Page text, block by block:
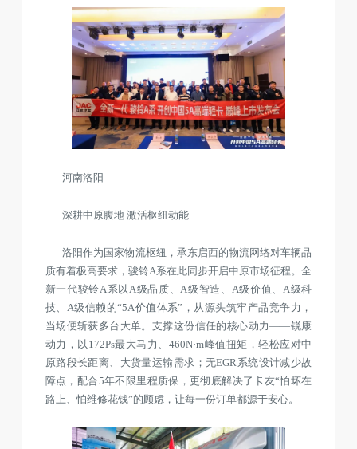
河南洛阳
深耕中原腹地 激活枢纽动能
洛阳作为国家物流枢纽，承东启西的物流网络对车辆品
质有着极高要求，骏铃A系在此同步开启中原市场征程。全
新一代骏铃A系以A级品质、A级智造、A级价值、A级科
技、A级信赖的“5A价值体系”，从源头筑牢产品竞争力，
当场便斩获多台大单。支撑这份信任的核心动力——锐康
动力，以172Ps最大马力、460N·m峰值扭矩，轻松应对中
原路段长距离、大货量运输需求；无EGR系统设计减少故
障点，配合5年不限里程质保，更彻底解决了卡友“怕坏在
路上、怕维修花钱”的顾虑，让每一份订单都源于安心。